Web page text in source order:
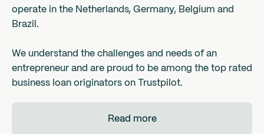
operate in the Netherlands, Germany, Belgium and
Brazil.
We understand the challenges and needs of an
entrepreneur and are proud to be among the top rated
business loan originators on Trustpilot.
Read more